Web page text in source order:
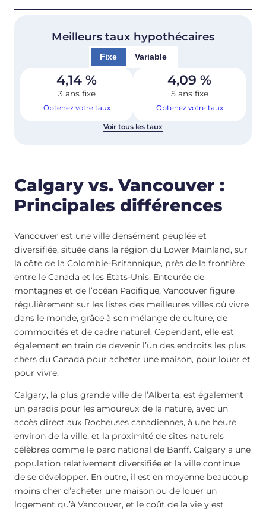
Meilleurs taux hypothécaires
Fixe Variable
4,14 %
3 ans fixe
Obtenez votre taux
4,09 %
5 ans fixe
Obtenez votre taux
Voir tous les taux
Calgary vs. Vancouver :
Principales différences
Vancouver est une ville densément peuplée et
diversifiée, située dans la région du Lower Mainland, sur
la côte de la Colombie-Britannique, près de la frontière
entre le Canada et les États-Unis. Entourée de
montagnes et de l’océan Pacifique, Vancouver figure
régulièrement sur les listes des meilleures villes où vivre
dans le monde, grâce à son mélange de culture, de
commodités et de cadre naturel. Cependant, elle est
également en train de devenir l’un des endroits les plus
chers du Canada pour acheter une maison, pour louer et
pour vivre.
Calgary, la plus grande ville de l’Alberta, est également
un paradis pour les amoureux de la nature, avec un
accès direct aux Rocheuses canadiennes, à une heure
environ de la ville, et la proximité de sites naturels
célèbres comme le parc national de Banff. Calgary a une
population relativement diversifiée et la ville continue
de se développer. En outre, il est en moyenne beaucoup
moins cher d’acheter une maison ou de louer un
logement qu’à Vancouver, et le coût de la vie y est